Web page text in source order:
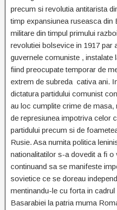
precum si revolutia antitarista
timp expansiunea ruseasca din
militare din timpul primului
revolutiei bolsevice in 1917 par
guvernele comuniste , instalate
fiind preocupate temporar de
extrem de subreda cativa ani.
dictatura partidului comunist
au loc cumplite crime de
de represiunea impotriva celor
partidului precum si de
Rusie. Asa numita politica
nationalitatilor s-a dovedit a fi
continuand sa se manifeste
sovietice ce se doreau
mentinandu-le cu forta in cadrul
Basarabiei la patria muma